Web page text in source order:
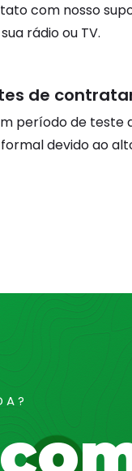
com nosso
rádio ou TV.
de
período de teste
devido ao